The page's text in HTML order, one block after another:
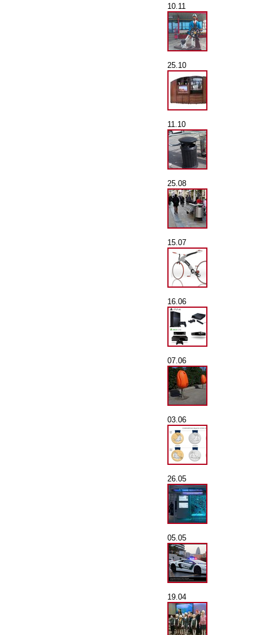
10.11
25.10
11.10
25.08
15.07
16.06
07.06
03.06
26.05
05.05
19.04